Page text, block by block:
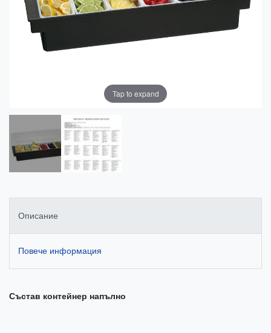
Tap to expand
Описание
Повече информация
Състав контейнер напълно